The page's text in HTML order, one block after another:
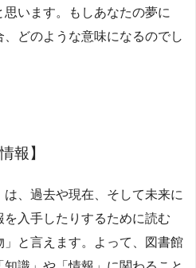
います。もしあなたの夢に
、どのような意味になるのでし
報】
、過去や現在、そして未来に
入手したりするために読む
」と言えます。よって、図書館